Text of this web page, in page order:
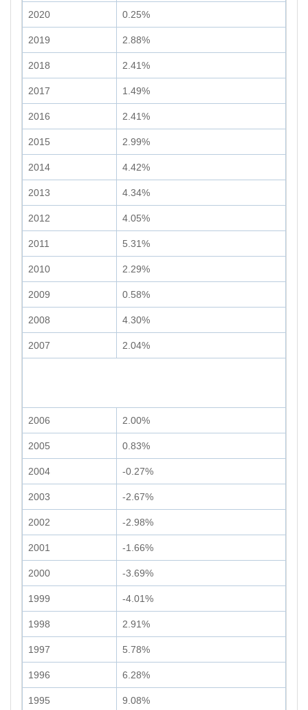
2020 0.25%
2019 2.88%
2018 2.41%
2017 1.49%
2016 2.41%
2015 2.99%
2014 4.42%
2013 4.34%
2012 4.05%
2011 5.31%
2010 2.29%
2009 0.58%
2008 4.30%
2007 2.04%
2006 2.00%
2005 0.83%
2004 -0.27%
2003 -2.67%
2002 -2.98%
2001 -1.66%
2000 -3.69%
1999 -4.01%
1998 2.91%
1997 5.78%
1996 6.28%
1995 9.08%